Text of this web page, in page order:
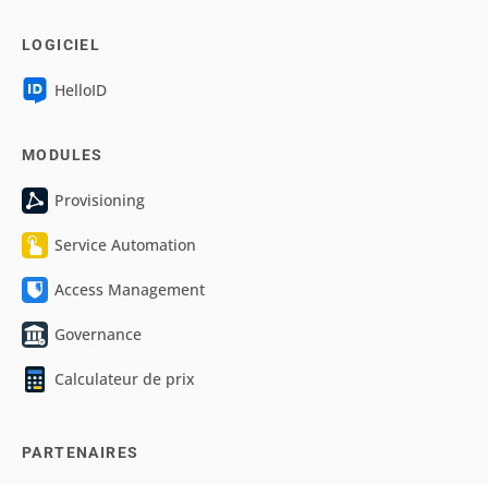
LOGICIEL
HelloID
MODULES
Provisioning
Service Automation
Access Management
Governance
Calculateur de prix
PARTENAIRES